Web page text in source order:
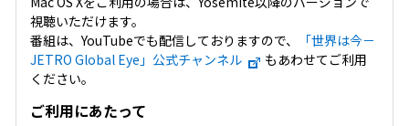
視聴いただけます。
番組は、YouTubeでも配信しておりますので、
「世界は今－
JETRO Global Eye」公式チャンネル
もあわせてご利用
ください。
ご利用にあたって